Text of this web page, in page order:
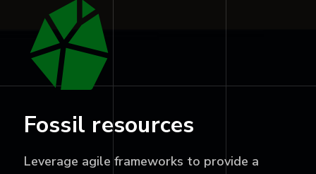
Fossil resources
Leverage agile frameworks to provide a